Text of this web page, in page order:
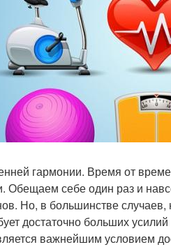
гармонии. Время от
Обещаем себе один раз и
Но, в большинстве
достаточно больших
важнейшим условием